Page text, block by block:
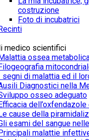
costruzione
Foto di incubatrici
medico scientifici
ossea
segni di malattia ed il
Diagnostici nella
osseo adeguato
cause della
esami del sangue
malattie